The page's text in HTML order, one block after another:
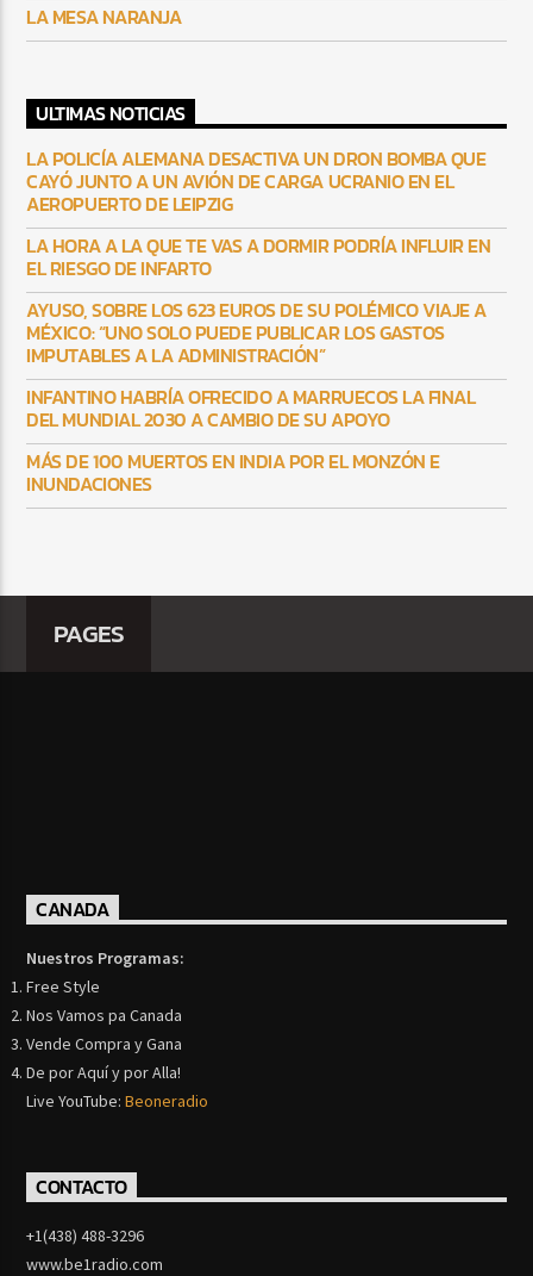
LA MESA NARANJA
ULTIMAS NOTICIAS
LA POLICÍA ALEMANA DESACTIVA UN DRON BOMBA QUE
CAYÓ JUNTO A UN AVIÓN DE CARGA UCRANIO EN EL
AEROPUERTO DE LEIPZIG
LA HORA A LA QUE TE VAS A DORMIR PODRÍA INFLUIR EN
EL RIESGO DE INFARTO
AYUSO, SOBRE LOS 623 EUROS DE SU POLÉMICO VIAJE A
MÉXICO: “UNO SOLO PUEDE PUBLICAR LOS GASTOS
IMPUTABLES A LA ADMINISTRACIÓN”
INFANTINO HABRÍA OFRECIDO A MARRUECOS LA FINAL
DEL MUNDIAL 2030 A CAMBIO DE SU APOYO
MÁS DE 100 MUERTOS EN INDIA POR EL MONZÓN E
INUNDACIONES
PAGES
CANADA
Nuestros Programas:
Free Style
Nos Vamos pa Canada
Vende Compra y Gana
De por Aquí y por Alla!
Live YouTube:Beoneradio
CONTACTO
+1(438) 488-3296
www.be1radio.com